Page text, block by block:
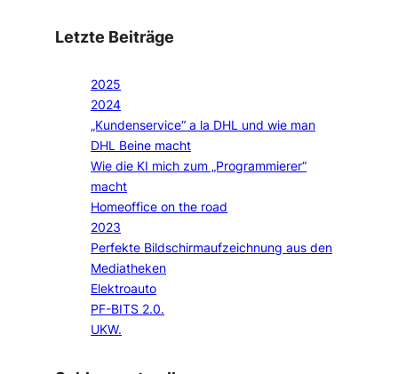
Letzte Beiträge
2025
2024
„Kundenservice“ a la DHL und wie man
DHL Beine macht
Wie die KI mich zum „Programmierer“
macht
Homeoffice on the road
2023
Perfekte Bildschirmaufzeichnung aus den
Mediatheken
Elektroauto
PF-BITS 2.0.
UKW.